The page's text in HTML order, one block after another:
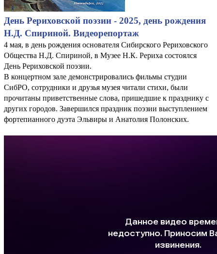
День Рериховской поэзии - 2025, день рождения
Н.Д. Спириной. Видеорепортаж
4 мая, в день рождения основателя Сибирского Рериховского
Общества Н.Д. Спириной, в Музее Н.К. Рериха состоялся
День Рериховской поэзии.
В концертном зале демонстрировались фильмы студии
СибРО, сотрудники и друзья музея читали стихи, были
прочитаны приветственные слова, пришедшие к празднику с
других городов. Завершился праздник поэзии выступлением
фортепианного дуэта Эльвиры и Анатолия Полонских.